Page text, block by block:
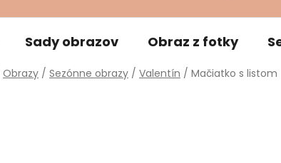
KOŠÍK
Sady obrazov Obraz z fotky
Obrazy / Sezónne obrazy / Valentín / Mačiatko s listom